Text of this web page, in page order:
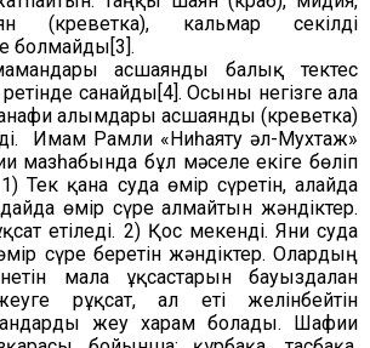
(креветка), кальмар секілді
болмайды[3].
асшаянды балық тектес
ретінде санайды[4]. Осыны негізге ала
ғалымдары асшаянды (креветка)
Имам Рамли «Ниһаяту әл-Мухтаж»
мазһабында бұл мәселе екіге бөліп
Тек қана суда өмір сүретін, алайда
өмір сүре алмайтын жәндіктер.
етіледі. 2) Қос мекенді. Яғни суда
сүре беретін жәндіктер. Олардың
малға ұқсастарын бауыздалған
рұқсат, ал еті желінбейтін
жеу харам болады. Шафиғи